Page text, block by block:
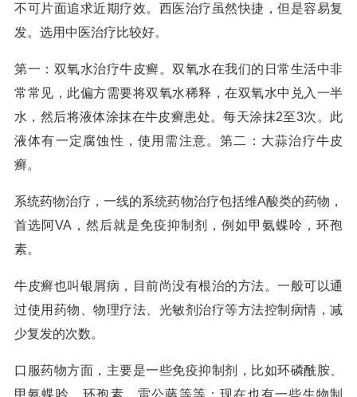
不可片面追求近期疗效。西医治疗虽然快捷，但是容易复
发。选用中医治疗比较好。
第一：双氧水治疗牛皮癣。双氧水在我们的日常生活中非
常常见，此偏方需要将双氧水稀释，在双氧水中兑入一半
水，然后将液体涂抹在牛皮癣患处。每天涂抹2至3次。此
液体有一定腐蚀性，使用需注意。第二：大蒜治疗牛皮
癣。
系统药物治疗，一线的系统药物治疗包括维A酸类的药物，
首选阿VA，然后就是免疫抑制剂，例如甲氨蝶呤，环孢
素。
牛皮癣也叫银屑病，目前尚没有根治的方法。一般可以通
过使用药物、物理疗法、光敏剂治疗等方法控制病情，减
少复发的次数。
口服药物方面，主要是一些免疫抑制剂，比如环磷酰胺、
甲氨蝶呤、环孢素、雷公藤等等；现在也有一些生物制